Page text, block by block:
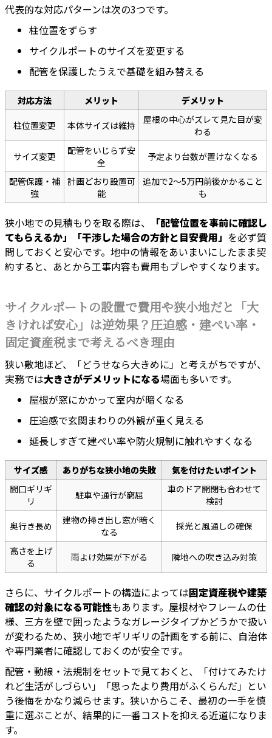
代表的な対応パターンは次の3つです。
柱位置をずらす
サイクルポートのサイズを変更する
配管を保護したうえで基礎を組み替える
対応方法 メリット デメリット
柱位置変更 本体サイズは維持
屋根の中心がズレて見た目が変
わる
サイズ変更
配管をいじらず安
全
予定より台数が置けなくなる
配管保護・補
強
計画どおり設置可
能
追加で2〜5万円前後かかること
も
狭小地での見積もりを取る際は、
「配管位置を事前に確認し
てもらえるか」「干渉した場合の方針と目安費用」 を必ず質
問しておくと安心です。地中の情報をあいまいにしたまま契
約すると、あとから工事内容も費用もブレやすくなります。
サイクルポートの設置で費用や狭小地だと「大
きければ安心」は逆効果？圧迫感・建ぺい率・
固定資産税まで考えるべき理由
狭い敷地ほど、「どうせなら大きめに」と考えがちですが、
実務では大きさがデメリットになる場面も多いです。
屋根が窓にかかって室内が暗くなる
圧迫感で玄関まわりの外観が重く見える
延長しすぎて建ぺい率や防火規制に触れやすくなる
サイズ感 ありがちな狭小地の失敗
気を付けたいポイント
間口ギリギ
リ
駐車や通行が窮屈
車のドア開閉も合わせて
検討
奥行き長め
建物の掃き出し窓が暗く
なる
採光と風通しの確保
高さを上げ
る
雨よけ効果が下がる 隣地への吹き込み対策
さらに、サイクルポートの構造によっては固定資産税や建築
確認の対象になる可能性もあります。屋根材やフレームの仕
様、三方を壁で囲ったようなガレージタイプかどうかで扱い
が変わるため、狭小地でギリギリの計画をする前に、自治体
や専門業者に確認しておくのが安全です。
配管・動線・法規制をセットで見ておくと、「付けてみたけ
れど生活がしづらい」「思ったより費用がふくらんだ」とい
う後悔をかなり減らせます。狭いからこそ、最初の一手を慎
重に選ぶことが、結果的に一番コストを抑える近道になりま
す。